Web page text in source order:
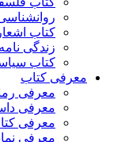
کتاب اشعار
زندگی
کتاب
معرفی کتاب
معرفی
معرفی
معرفی
معرفی